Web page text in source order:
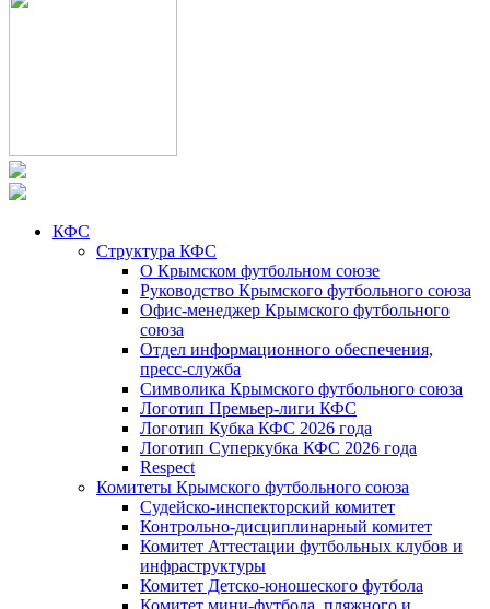
КФС
Структура КФС
О Крымском футбольном союзе
Руководство Крымского футбольного союза
Офис-менеджер Крымского футбольного
союза
Отдел информационного обеспечения,
пресс-служба
Символика Крымского футбольного союза
Логотип Премьер-лиги КФС
Логотип Кубка КФС 2026 года
Логотип Суперкубка КФС 2026 года
Respect
Комитеты Крымского футбольного союза
Судейско-инспекторский комитет
Контрольно-дисциплинарный комитет
Комитет Аттестации футбольных клубов и
инфраструктуры
Комитет Детско-юношеского футбола
Комитет мини-футбола, пляжного и